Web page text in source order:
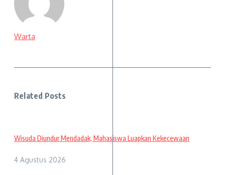
Warta
Related Posts
Wisuda Diundur Mendadak, Mahasiswa Luapkan Kekecewaan
4 Agustus 2026